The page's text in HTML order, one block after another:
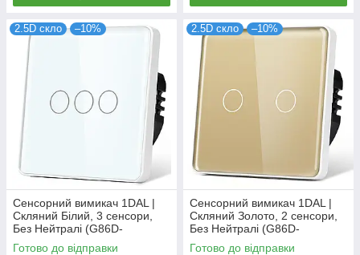
2.5D скло –10%
Сенсорний вимикач 1DAL |
Скляний Білий, 3 сенсори,
Без Нейтралі (G86D-
SW3G.SL.WT)
Готово до відправки
2.5D скло –10%
Сенсорний вимикач 1DAL |
Скляний Золото, 2 сенсори,
Без Нейтралі (G86D-
SW2G.SL.GD)
Готово до відправки